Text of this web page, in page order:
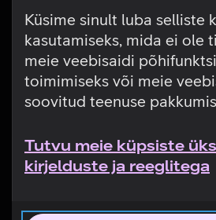
Küsime sinult luba selliste
kasutamiseks, mida ei ole
meie veebisaidi
toimimiseks või meie
soovitud teenuse
Tutvu meie küpsiste
kirjelduste ja reeglitega
Tehniline